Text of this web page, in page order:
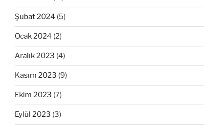
Şubat 2024 (5)
Ocak 2024 (2)
Aralık 2023 (4)
Kasım 2023 (9)
Ekim 2023 (7)
Eylül 2023 (3)